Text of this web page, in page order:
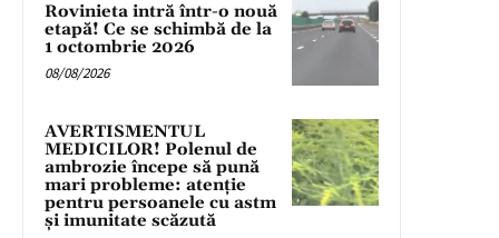
Rovinieta intră într-o nouă
etapă! Ce se schimbă de la
1 octombrie 2026
08/08/2026
AVERTISMENTUL
MEDICILOR! Polenul de
ambrozie începe să pună
mari probleme: atenție
pentru persoanele cu astm
și imunitate scăzută